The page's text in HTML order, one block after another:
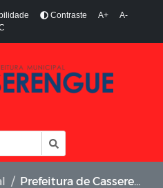
Contraste A+
A-
Prefeitura de Casserengue Entrega Nova Escola Professora Beatriz Maria de Abreu